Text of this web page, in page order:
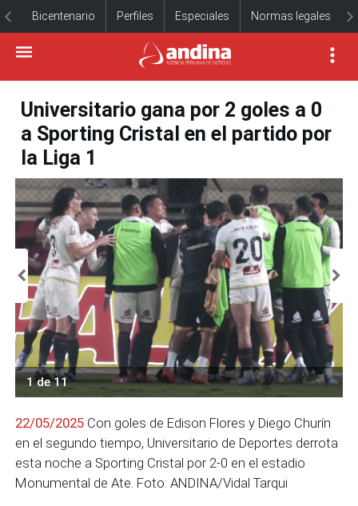
Bicentenario Perfiles Especiales Normas legales
Universitario gana por 2 goles a 0
a Sporting Cristal en el partido por
la Liga 1
1 de 11
22/05/2025 Con goles de Edison Flores y Diego Churín
en el segundo tiempo, Universitario de Deportes derrota
esta noche a Sporting Cristal por 2-0 en el estadio
Monumental de Ate. Foto: ANDINA/Vidal Tarqui